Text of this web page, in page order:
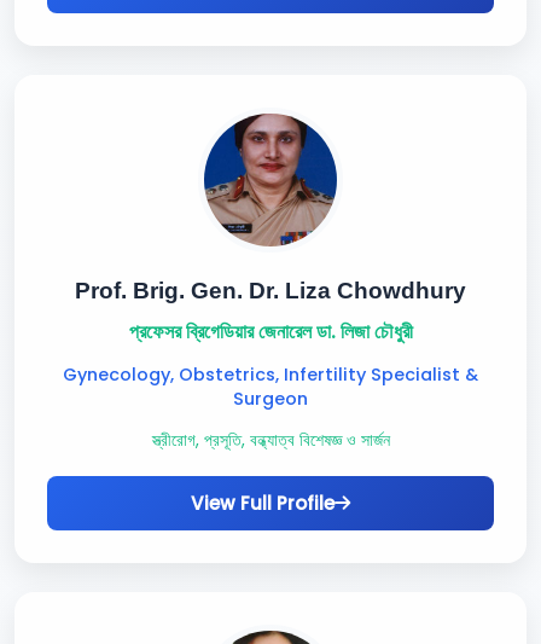
Prof. Brig. Gen. Dr. Liza Chowdhury
প্রফেসর ব্রিগেডিয়ার জেনারেল ডা. লিজা চৌধুরী
Gynecology, Obstetrics, Infertility Specialist &
Surgeon
স্ত্রীরোগ, প্রসূতি, বন্ধ্যাত্ব বিশেষজ্ঞ ও সার্জন
View Full Profile